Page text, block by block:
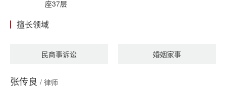
座37层
擅长领域
民商事诉讼 婚姻家事
张传良 / 律师